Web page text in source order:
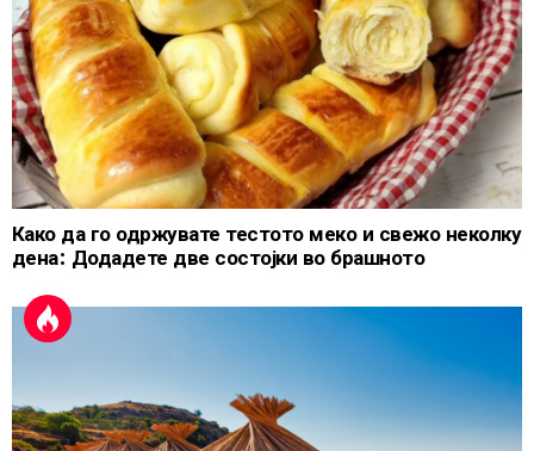
Како да го одржувате тестото меко и свежо неколку
дена: Додадете две состојки во брашното